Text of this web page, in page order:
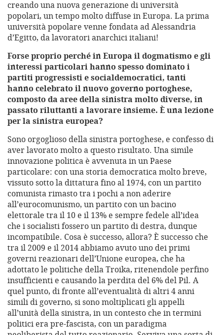
creando una nuova generazione di università
popolari, un tempo molto diffuse in Europa. La prima
università popolare venne fondata ad Alessandria
d’Egitto, da lavoratori anarchici italiani!
Forse proprio perché in Europa il dogmatismo e gli
interessi particolari hanno spesso dominato i
partiti progressisti e socialdemocratici, tanti
hanno celebrato il nuovo governo portoghese,
composto da aree della sinistra molto diverse, in
passato riluttanti a lavorare insieme. È una lezione
per la sinistra europea?
Sono orgoglioso della sinistra portoghese, e confesso di
aver lavorato molto a questo risultato. Una simile
innovazione politica è avvenuta in un Paese
particolare: con una storia democratica molto breve,
vissuto sotto la dittatura fino al 1974, con un partito
comunista rimasto tra i pochi a non aderire
all’eurocomunismo, un partito con un bacino
elettorale tra il 10 e il 13% e sempre fedele all’idea
che i socialisti fossero un partito di destra, dunque
incompatibile. Cosa è successo, allora? È successo che
tra il 2009 e il 2014 abbiamo avuto uno dei primi
governi reazionari dell’Unione europea, che ha
adottato le politiche della Troika, ritenendole perfino
insufficienti e causando la perdita del 6% del Pil. A
quel punto, di fronte all’eventualità di altri 4 anni
simili di governo, si sono moltiplicati gli appelli
all’unità della sinistra, in un contesto che in termini
politici era pre-fascista, con un paradigma